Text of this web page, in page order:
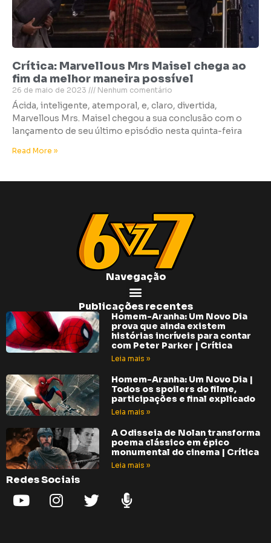
Crítica: Marvellous Mrs Maisel chega ao
fim da melhor maneira possível
26 de maio de 2023 Nenhum comentário
Ácida, inteligente, atemporal, e, claro, divertida,
Marvellous Mrs. Maisel chegou a sua conclusão com o
lançamento de seu último episódio nesta quinta-feira
Read More »
Navegação
Publicações recentes
Homem-Aranha: Um Novo Dia
prova que ainda existem
histórias incríveis para contar
com Peter Parker | Crítica
Leia mais »
Homem-Aranha: Um Novo Dia |
Todos os spoilers do filme,
participações e final explicado
Leia mais »
A Odisseia de Nolan transforma
poema clássico em épico
monumental do cinema | Crítica
Leia mais »
Redes Sociais